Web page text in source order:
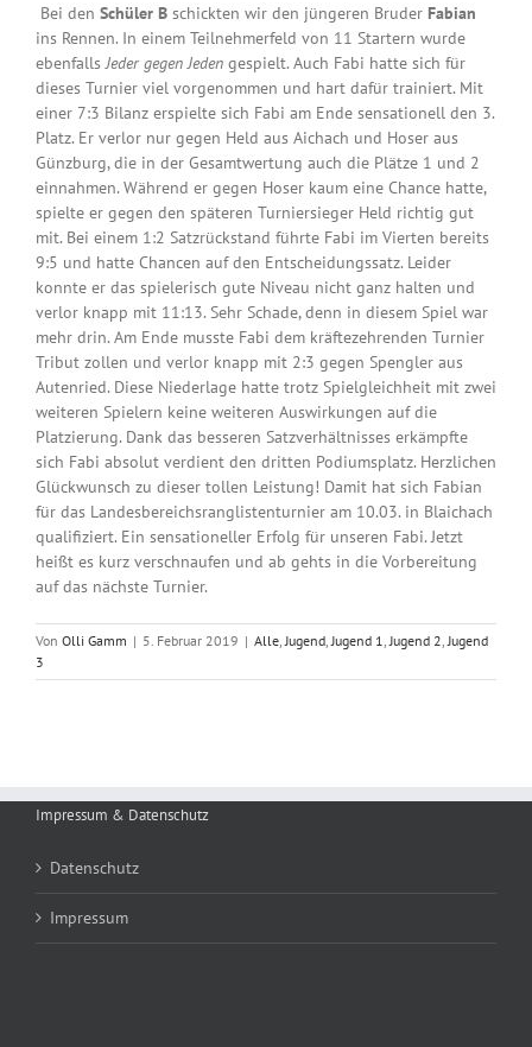
Bei den Schüler B schickten wir den jüngeren Bruder Fabian
ins Rennen. In einem Teilnehmerfeld von 11 Startern wurde
ebenfallsJeder gegen Jeden gespielt. Auch Fabi hatte sich für
dieses Turnier viel vorgenommen und hart dafür trainiert. Mit
einer 7:3 Bilanz erspielte sich Fabi am Ende sensationell den 3.
Platz. Er verlor nur gegen Held aus Aichach und Hoser aus
Günzburg, die in der Gesamtwertung auch die Plätze 1 und 2
einnahmen. Während er gegen Hoser kaum eine Chance hatte,
spielte er gegen den späteren Turniersieger Held richtig gut
mit. Bei einem 1:2 Satzrückstand führte Fabi im Vierten bereits
9:5 und hatte Chancen auf den Entscheidungssatz. Leider
konnte er das spielerisch gute Niveau nicht ganz halten und
verlor knapp mit 11:13. Sehr Schade, denn in diesem Spiel war
mehr drin. Am Ende musste Fabi dem kräftezehrenden Turnier
Tribut zollen und verlor knapp mit 2:3 gegen Spengler aus
Autenried. Diese Niederlage hatte trotz Spielgleichheit mit zwei
weiteren Spielern keine weiteren Auswirkungen auf die
Platzierung. Dank das besseren Satzverhältnisses erkämpfte
sich Fabi absolut verdient den dritten Podiumsplatz. Herzlichen
Glückwunsch zu dieser tollen Leistung! Damit hat sich Fabian
für das Landesbereichsranglistenturnier am 10.03. in Blaichach
qualifiziert. Ein sensationeller Erfolg für unseren Fabi. Jetzt
heißt es kurz verschnaufen und ab gehts in die Vorbereitung
auf das nächste Turnier.
Von Olli Gamm | 5. Februar 2019 | Alle Jugend Jugend 1 Jugend 2 Jugend
3
Impressum & Datenschutz
Datenschutz
Impressum